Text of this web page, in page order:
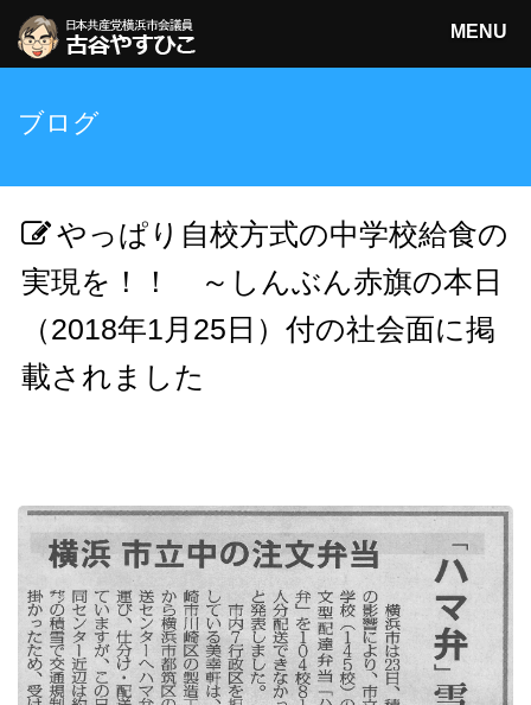
MENU
古谷やすひこ
ブログ
やっぱり自校方式の中学校給食の
実現を！！ ～しんぶん赤旗の本日
（2018年1月25日）付の社会面に掲
載されました